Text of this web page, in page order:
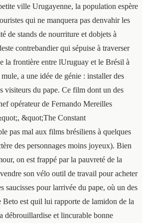
ville Urugayenne, la population espère
qui ne manquera pas denvahir les
de stands de nourriture et dobjets à
contrebandier qui sépuise à traverser
la frontière entre lUruguay et le Brésil à
a une idée de génie : installer des
visiteurs du pape. Ce film dont un des
opérateur de Fernando Mereilles
&quot;The Constant
pas mal aux films brésiliens à quelques
des personnages moins joyeux). Bien
on est frappé par la pauvreté de la
son vélo outil de travail pour acheter
saucisses pour larrivée du pape, où un des
Beto est quil lui rapporte de lamidon de la
et lincurable bonne